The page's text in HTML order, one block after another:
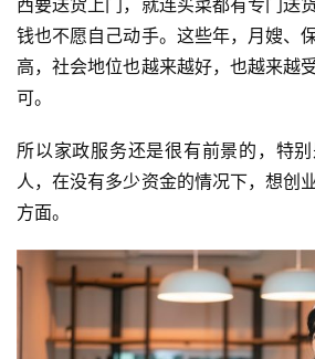
钱也不愿自己动手。这些年，月嫂、
高，社会地位也越来越好，也越来越
可。
所以家政服务还是很有前景的，特
人，在没有多少资金的情况下，想创
方面。